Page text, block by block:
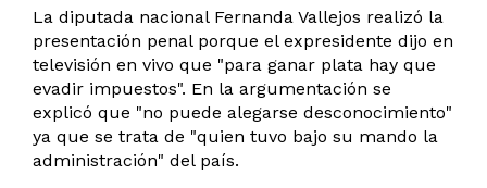
La diputada nacional Fernanda Vallejos realizó la
presentación penal porque el expresidente dijo en
televisión en vivo que "para ganar plata hay que
evadir impuestos". En la argumentación se
explicó que "no puede alegarse desconocimiento"
ya que se trata de "quien tuvo bajo su mando la
administración" del país.